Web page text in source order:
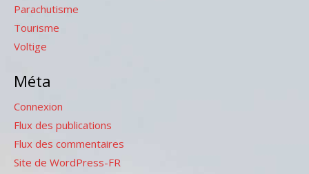
Parachutisme
Tourisme
Voltige
Méta
Connexion
Flux des publications
Flux des commentaires
Site de WordPress-FR